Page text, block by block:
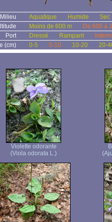
Milieu Aquatique Humide
Sec
Moins de 600 m
De 600 à
Port
Dressé Rampant
(cm)
0-5 5-10 10-20 20-
Violette odorante
(Viola odorata L.)